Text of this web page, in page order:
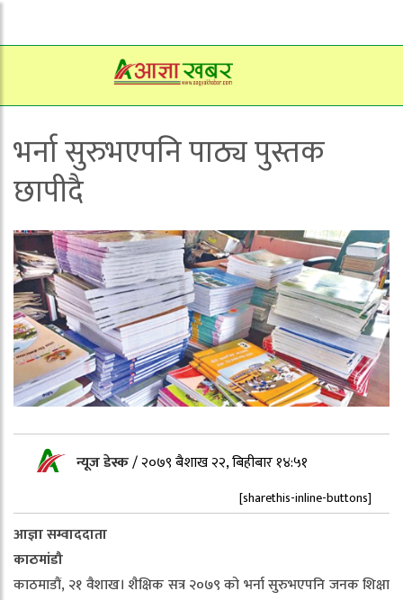
भर्ना सुरुभएपनि पाठ्य पुस्तक
छापीदै
न्यूज डेस्क/२०७९ बैशाख २२, बिहीबार १४:५१
[sharethis-inline-buttons]
आज्ञा सम्वाददाता
काठमांडौ
काठमाडौं, २१ वैशाख। शैक्षिक सत्र २०७९ को भर्ना सुरुभएपनि जनक शिक्षा